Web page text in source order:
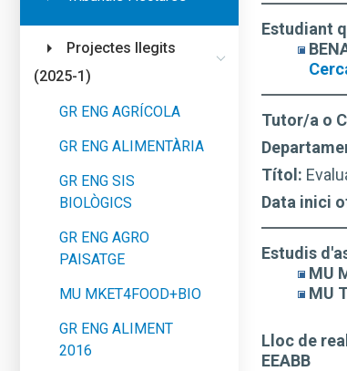
Projectes llegits
(2025-1)
GR ENG AGRÍCOLA
GR ENG ALIMENTÀRIA
GR ENG SIS
BIOLÒGICS
GR ENG AGRO
PAISATGE
MU MKET4FOOD+BIO
GR ENG ALIMENT
2016
Estudiant
Tutor/a o
Títol:
Data inici
Estudis
MU
MU
Lloc de
EEABB